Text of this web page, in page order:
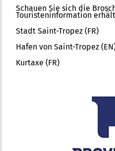
Schauen Sie sich die
Touristeninformation
Stadt Saint-Tropez (FR)
Hafen von Saint-Tropez
Kurtaxe (FR)